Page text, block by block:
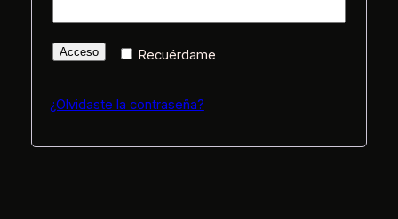
Recuérdame
Acceso
¿Olvidaste la contraseña?